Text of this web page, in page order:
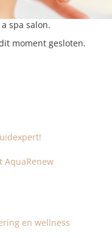
spa salon.
moment gesloten.
AquaRenew
en wellness